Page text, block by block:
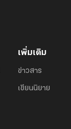
เพิ่มเติม
ข่าวสาร
เขียนนิยาย